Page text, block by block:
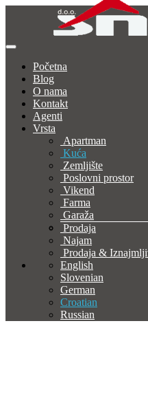
Početna
Blog
O nama
Kontakt
Agenti
Vrsta
Apartman
Kuća
Zemljište
Poslovni prostor
Vikend
Farma
Garaža
Prodaja
Najam
Prodaja &
English
Slovenian
German
Croatian
Russian